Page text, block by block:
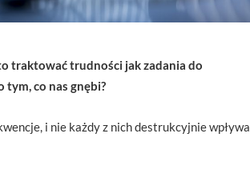
traktować trudności jak zadania do
tym, co nas gnębi?
i nie każdy z nich destrukcyjnie wpływa